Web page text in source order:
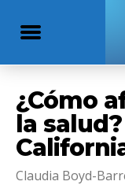
¿Cómo
la
Claudia Boyd-